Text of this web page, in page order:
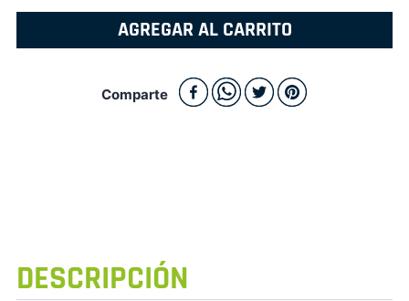
AGREGAR AL CARRITO
Comparte
DESCRIPCIÓN